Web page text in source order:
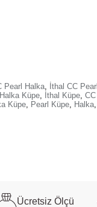
Pearl Halka, İthal CC
Küpe, İthal Küpe, CC
Küpe, Pearl Küpe, Halka,
Ücretsiz Ölçü